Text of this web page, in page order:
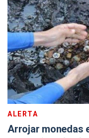
ALERTA
Arrojar monedas